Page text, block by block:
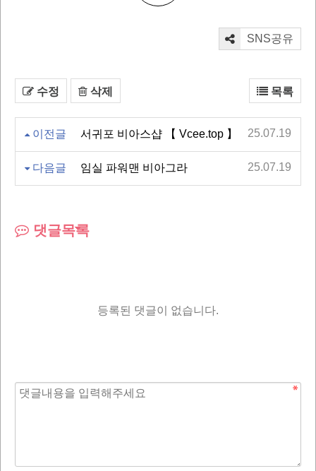
SNS공유
수정 삭제 목록
이전글 서귀포 비아스샵 【 Vcee.top 】 25.07.19
다음글 임실 파워맨 비아그라 25.07.19
댓글목록
등록된 댓글이 없습니다.